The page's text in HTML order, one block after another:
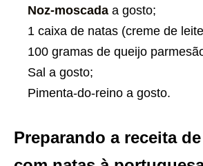
Noz-moscada a gosto;
1 caixa de natas (creme de
100 gramas de queijo
Sal a gosto;
Pimenta-do-reino a gosto.
Preparando a receita